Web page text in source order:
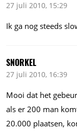
27 juli 2010, 15:29
Ik ga nog steeds
SNORKEL
27 juli 2010, 16:39
Mooi dat het
als er 200 man
20.000 plaatsen,